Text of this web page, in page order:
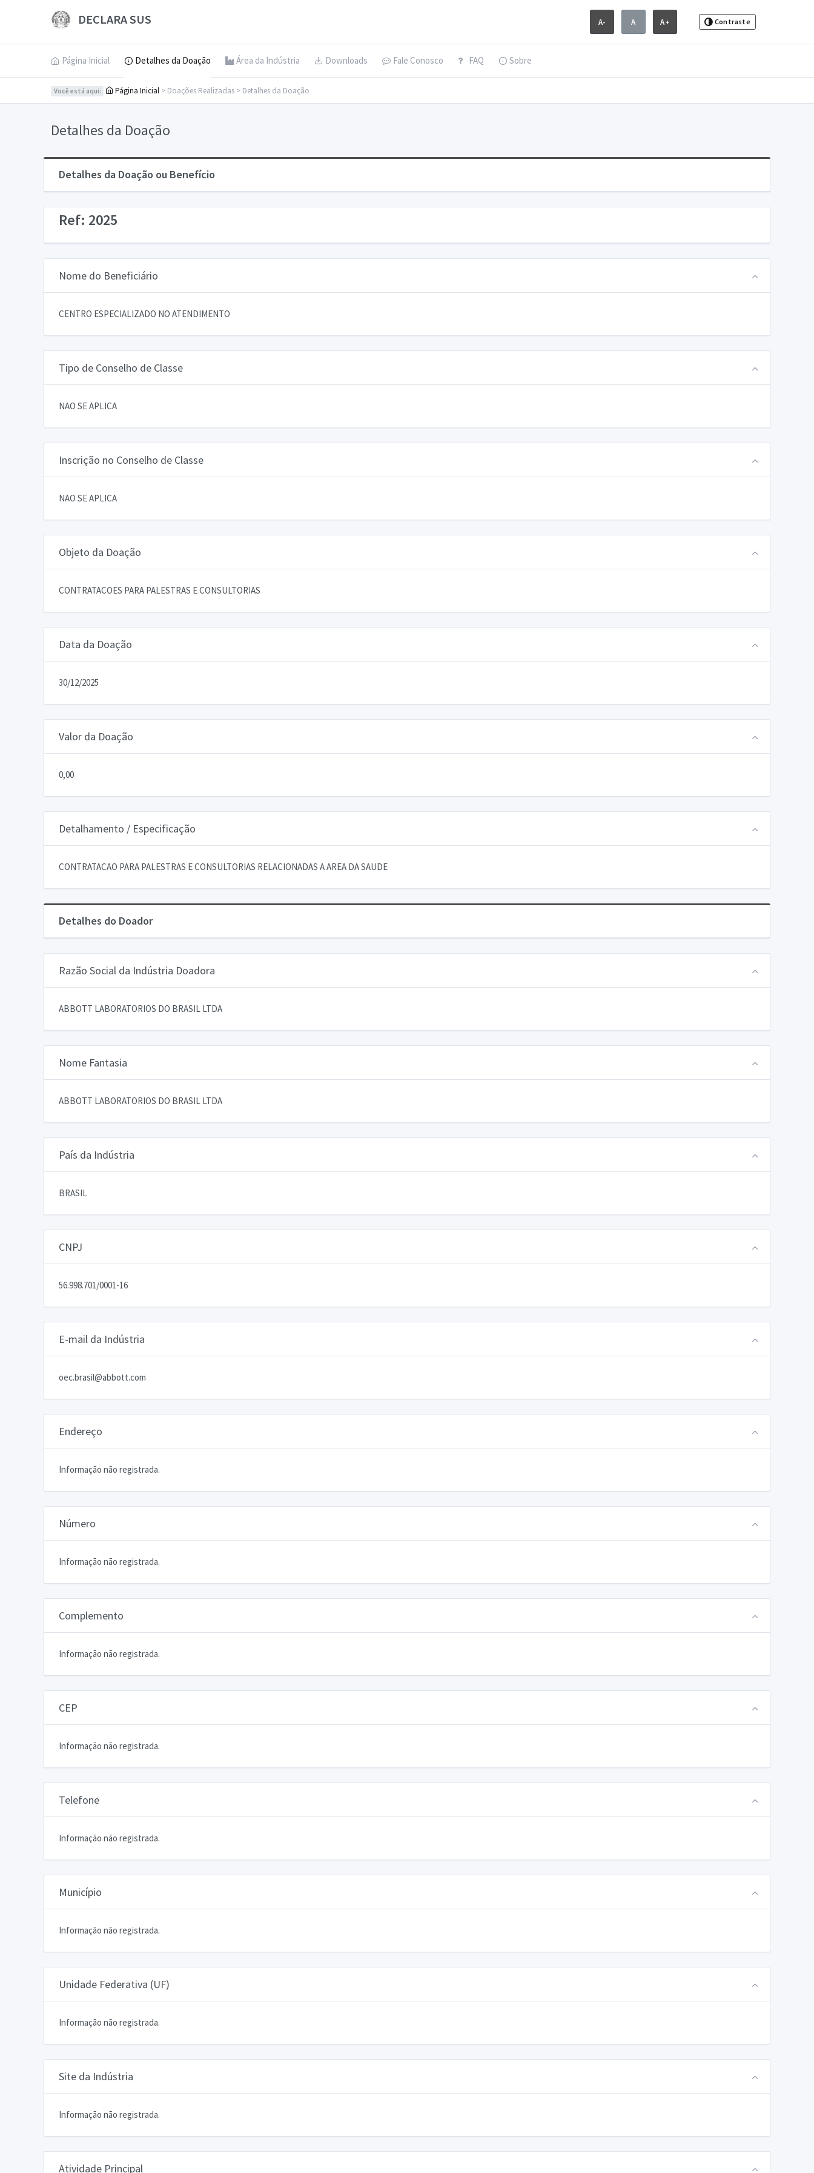
DECLARA SUS A- A A+ Contraste
Página Inicial Detalhes da Doação Área da Indústria Downloads Fale Conosco FAQ Sobre
Você está aqui: Página Inicial > Doações Realizadas > Detalhes da Doação
Detalhes da Doação
Detalhes da Doação ou Benefício
Ref: 2025
Nome do Beneficiário
CENTRO ESPECIALIZADO NO ATENDIMENTO
Tipo de Conselho de Classe
NAO SE APLICA
Inscrição no Conselho de Classe
NAO SE APLICA
Objeto da Doação
CONTRATACOES PARA PALESTRAS E CONSULTORIAS
Data da Doação
30/12/2025
Valor da Doação
0,00
Detalhamento / Especificação
CONTRATACAO PARA PALESTRAS E CONSULTORIAS RELACIONADAS A AREA DA SAUDE
Detalhes do Doador
Razão Social da Indústria Doadora
ABBOTT LABORATORIOS DO BRASIL LTDA
Nome Fantasia
ABBOTT LABORATORIOS DO BRASIL LTDA
País da Indústria
BRASIL
CNPJ
56.998.701/0001-16
E-mail da Indústria
oec.brasil@abbott.com
Endereço
Informação não registrada.
Número
Informação não registrada.
Complemento
Informação não registrada.
CEP
Informação não registrada.
Telefone
Informação não registrada.
Município
Informação não registrada.
Unidade Federativa (UF)
Informação não registrada.
Site da Indústria
Informação não registrada.
Atividade Principal